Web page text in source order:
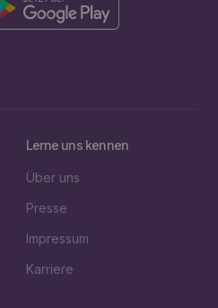
Lerne uns kennen
Über uns
Presse
Impressum
Karriere